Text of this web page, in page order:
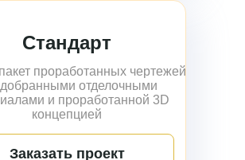
Стандарт
проработанных чертежей
отделочными
и проработанной 3D
концепцией
Заказать проект